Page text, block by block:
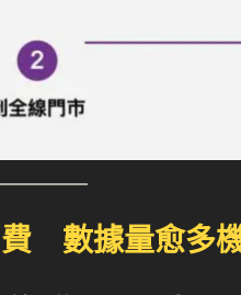
費 數據量愈多